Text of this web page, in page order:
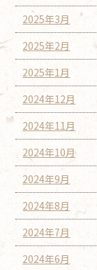
2025年3月
2025年2月
2025年1月
2024年12月
2024年11月
2024年10月
2024年9月
2024年8月
2024年7月
2024年6月